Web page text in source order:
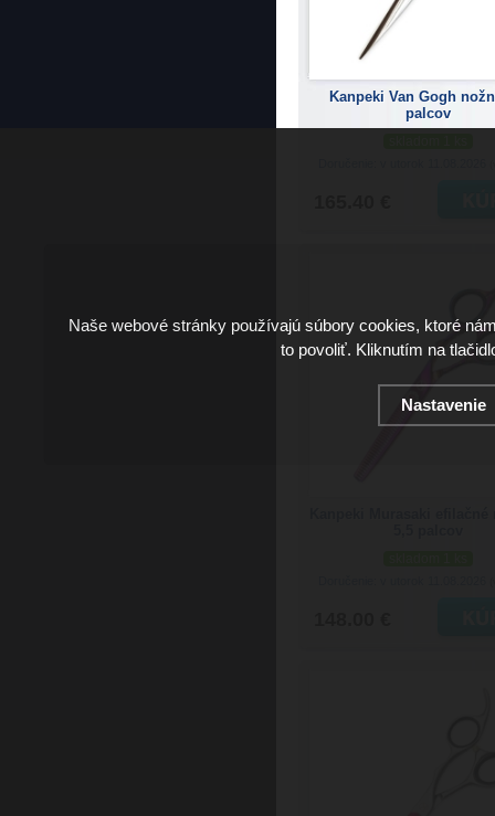
Kanpeki Van Gogh
palcov
Naše webové stránky používajú súbory cookies, ktoré
to povoliť. Kliknutím na
Nastavenie